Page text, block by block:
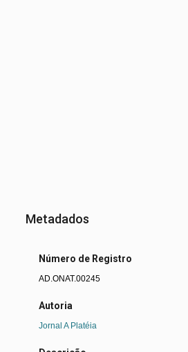
Metadados
Número de Registro
AD.ONAT.00245
Autoria
Jornal A Platéia